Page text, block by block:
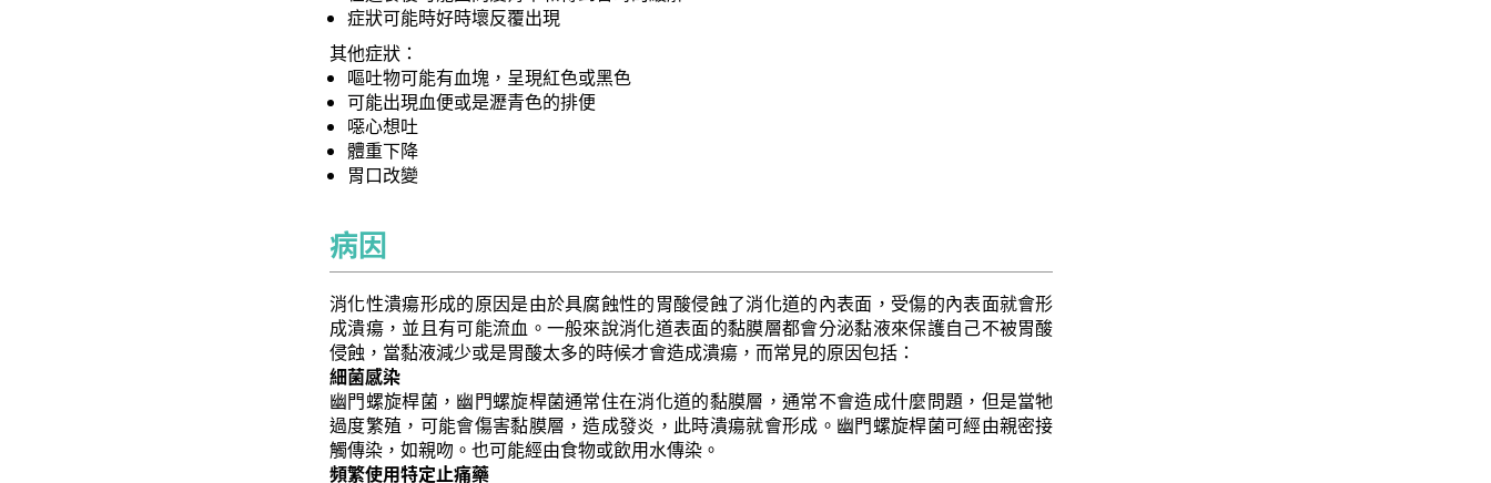
症狀可能時好時壞反覆出現
其他症狀：
嘔吐物可能有血塊，呈現紅色或黑色
可能出現血便或是瀝青色的排便
噁心想吐
體重下降
胃口改變
病因
消化性潰瘍形成的原因是由於具腐蝕性的胃酸侵蝕了消化道的內表面，受傷的內表面就會形
成潰瘍，並且有可能流血。一般來說消化道表面的黏膜層都會分泌黏液來保護自己不被胃酸
侵蝕，當黏液減少或是胃酸太多的時候才會造成潰瘍，而常見的原因包括：
細菌感染
幽門螺旋桿菌，幽門螺旋桿菌通常住在消化道的黏膜層，通常不會造成什麼問題，但是當牠
過度繁殖，可能會傷害黏膜層，造成發炎，此時潰瘍就會形成。幽門螺旋桿菌可經由親密接
觸傳染，如親吻。也可能經由食物或飲用水傳染。
頻繁使用特定止痛藥